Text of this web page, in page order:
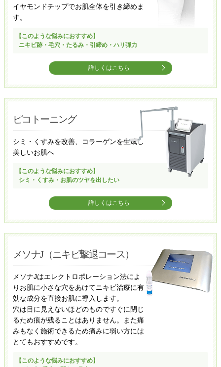
イヤモンドチップでお肌全体を引き締めま
す。​
【このような悩みにおすすめ】
ニキビ跡・毛穴・たるみ・引締め・ハリ弾力
詳しくはこちら
ピコトーニング
シミ・くすみを改善、コラーゲンを生成し
美しいお肌へ
【このような悩みにおすすめ】
シミ・くすみ・お肌のツヤを出したい
詳しくはこちら
メソナJ（ニキビ撃退コース）
メソナJはエレクトロポレーション法によ
りお肌に小さな穴をあけてニキビ治療に有
効な成分を直接お肌に導入します。
穴は目に見えないほどのものですぐに閉じ
るため痕が残ることはありません。また痛
みもなく施術できるため痛みに弱い方には
とてもおすすめです。
【このような悩みにおすすめ】